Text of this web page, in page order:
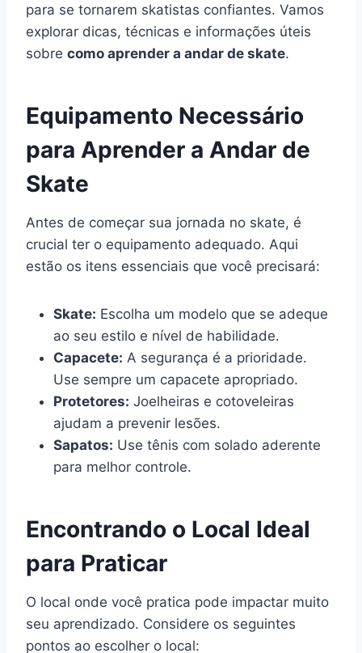
para se tornarem skatistas confiantes. Vamos
explorar dicas, técnicas e informações úteis
sobre como aprender a andar de skate.
Equipamento Necessário
para Aprender a Andar de
Skate
Antes de começar sua jornada no skate, é
crucial ter o equipamento adequado. Aqui
estão os itens essenciais que você precisará:
Skate: Escolha um modelo que se adeque
ao seu estilo e nível de habilidade.
Capacete: A segurança é a prioridade.
Use sempre um capacete apropriado.
Protetores: Joelheiras e cotoveleiras
ajudam a prevenir lesões.
Sapatos: Use tênis com solado aderente
para melhor controle.
Encontrando o Local Ideal
para Praticar
O local onde você pratica pode impactar muito
seu aprendizado. Considere os seguintes
pontos ao escolher o local: